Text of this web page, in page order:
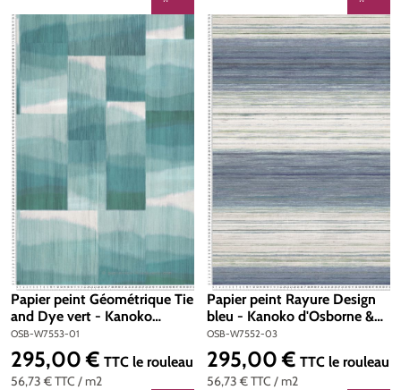
Papier peint Géométrique Tie
and Dye vert - Kanoko
d'Osborne & Little | Réf.
OSB-W7553-01
OSB-W7553-01
56,73 €TTC / m2
Prix régulier :
295,00 € TTC le rouleau
Papier peint Rayure Design
bleu - Kanoko d'Osborne &
Little | Réf. OSB-W7552-03
OSB-W7552-03
56,73 €TTC / m2
Prix régulier :
295,00 € TTC le rouleau